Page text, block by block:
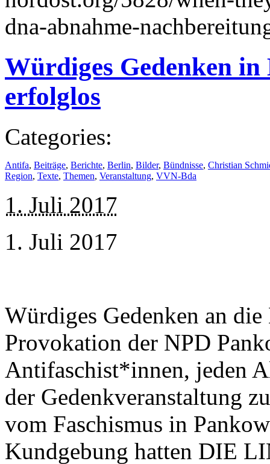
dna-abnahme-
Würdiges Gedenken
erfolglos
Categories:
Antifa, Beiträge, Berichte, Berlin, Bilder, Bündnisse, Christian
Region, Texte, Themen, Veranstaltung, VVN-Bda
1. Juli 2017
1. Juli 2017
Würdiges Gedenken an
Provokation der NPD
Antifaschist*innen, jeden
der Gedenkveranstaltung
vom Faschismus in
Kundgebung hatten DIE